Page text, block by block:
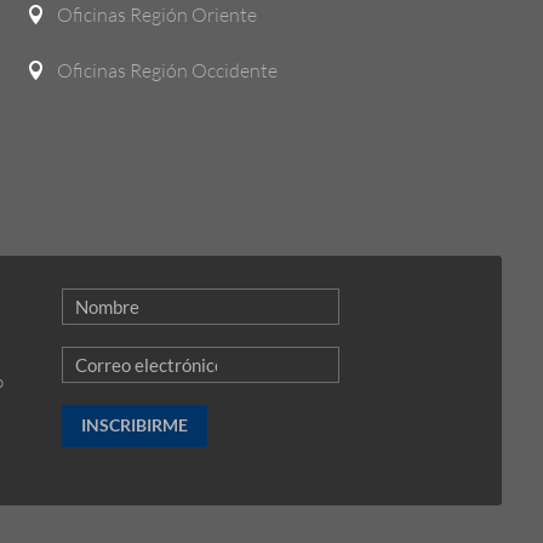
 Oficinas Región Oriente
 Oficinas Región Occidente
INSCRIBIRME